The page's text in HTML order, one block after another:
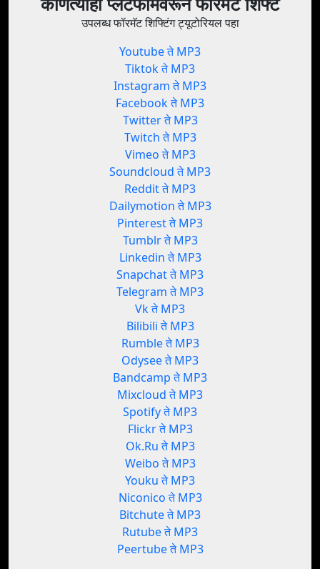
उपलब्ध फॉरमॅट शिफ्टिंग ट्यूटोरियल पहा
Youtube ते MP3
Tiktok ते MP3
Instagram ते MP3
Facebook ते MP3
Twitter ते MP3
Twitch ते MP3
Vimeo ते MP3
Soundcloud ते MP3
Reddit ते MP3
Dailymotion ते MP3
Pinterest ते MP3
Tumblr ते MP3
Linkedin ते MP3
Snapchat ते MP3
Telegram ते MP3
Vk ते MP3
Bilibili ते MP3
Rumble ते MP3
Odysee ते MP3
Bandcamp ते MP3
Mixcloud ते MP3
Spotify ते MP3
Flickr ते MP3
Ok.Ru ते MP3
Weibo ते MP3
Youku ते MP3
Niconico ते MP3
Bitchute ते MP3
Rutube ते MP3
Peertube ते MP3